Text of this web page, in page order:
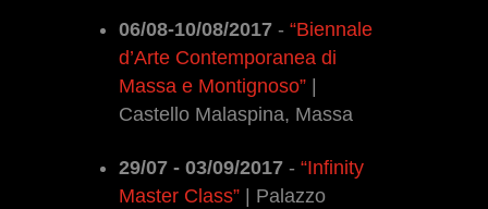
06/08-10/08/2017 -“Biennale
d’Arte Contemporanea di
Massa e Montignoso”
Castello Malaspina, Massa
29/07 - 03/09/2017 -“Infinity
Master Class”
| Palazzo